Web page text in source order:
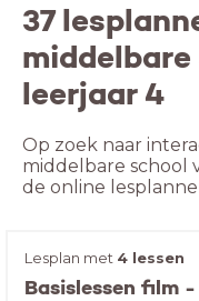
37
leerjaar 4
Op zoek naar
middelbare school
de online
Lesplan met 4 lessen
Basislessen film